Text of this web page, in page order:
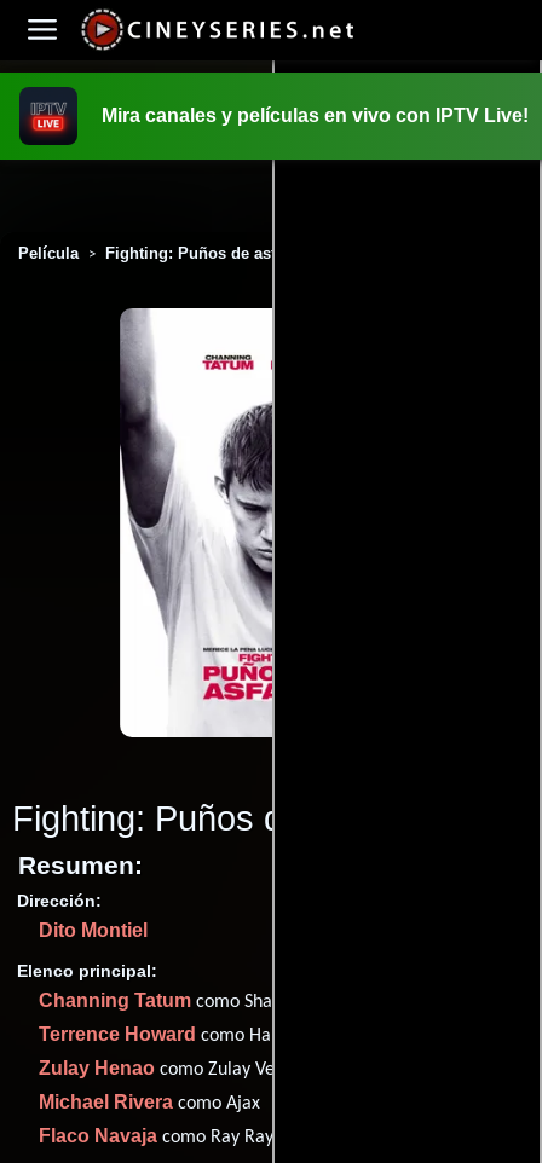
Mira canales y películas en vivo con IPTV Live!
Película > Fighting: Puños de asfalto (2009)
Fighting: Puños de asfalto
Resumen:
Dirección:
Dito Montiel
Elenco principal:
Channing Tatum como Shawn MacArthur
Terrence Howard como Harvey Boarden
Zulay Henao como Zulay Velez
Michael Rivera como Ajax
Flaco Navaja como Ray Ray